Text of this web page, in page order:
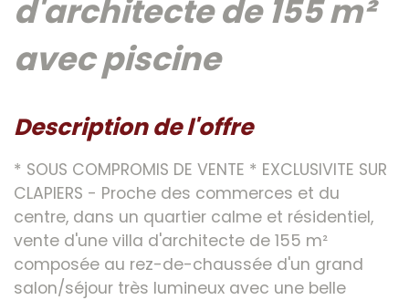
d'architecte de 155 m²
avec piscine
description de l'offre
* SOUS COMPROMIS DE VENTE * EXCLUSIVITE SUR
CLAPIERS - Proche des commerces et du
centre, dans un quartier calme et résidentiel,
vente d'une villa d'architecte de 155 m²
composée au rez-de-chaussée d'un grand
salon/séjour très lumineux avec une belle